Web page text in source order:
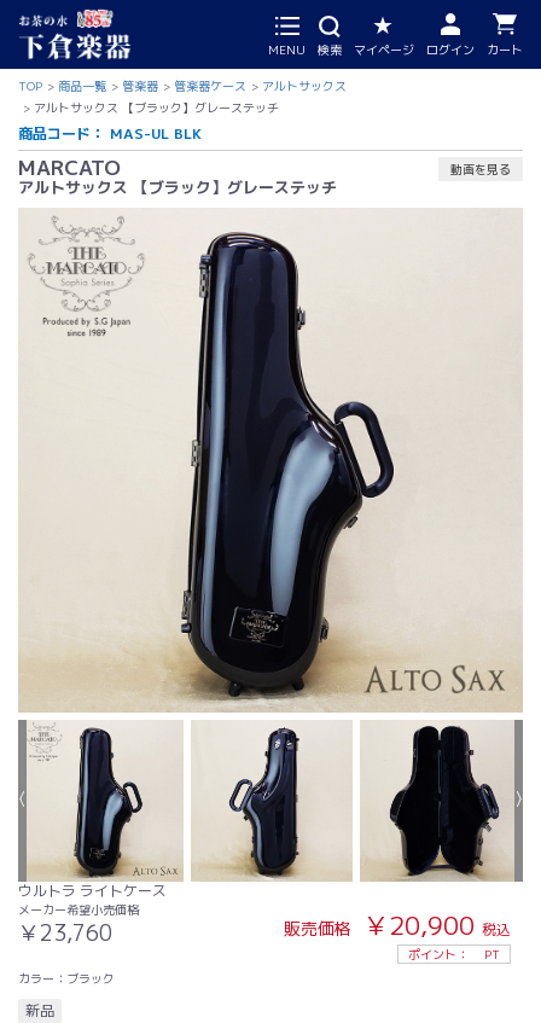
MENU 検索 マイページ ログイン カート
TOP 商品一覧 管楽器 管楽器ケース
アルトサックス
アルトサックス 【ブラック】グレーステッチ
商品コード： MAS-UL BLK
MARCATO
アルトサックス 【ブラック】グレーステッチ
動画を見る
ウルトラ ライトケース
メーカー希望小売価格
￥23,760 販売価格 ￥20,900 税込
ポイント：
PT
カラー：ブラック
新品